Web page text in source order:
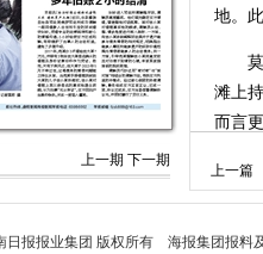
上一期 下一期
地。
莫刘
滩上
而言
10分
上一篇